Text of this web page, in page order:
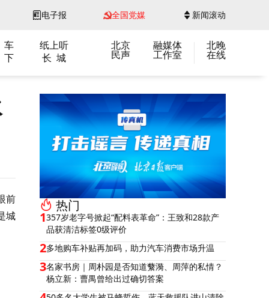
电子报 全国党媒 新闻滚动
车
纸上听
下 长 城
北京
民声
融媒体
工作室
北晚
在线
前
城
热门
1357岁老字号掀起“配料表革命”：王致和28款产
品获清洁标签0级评价
2多地购车补贴再加码，助力汽车消费市场升温
3名家书房｜周朴园是否知道蘩漪、周萍的私情？
杨立新：曹禺曾给出过确切答案